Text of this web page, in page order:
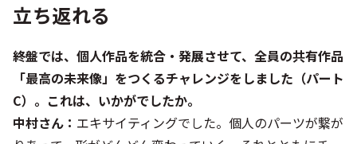
立ち返れる
――終盤では、個人作品を統合・発展させて、全員の共有作品
「最高の未来像」をつくるチャレンジをしました（パート
C）。これは、いかがでしたか。
中村さん： エキサイティングでした。個人のパーツが繋が